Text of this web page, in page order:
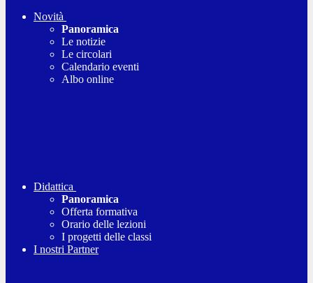
Novità
Panoramica
Le notizie
Le circolari
Calendario eventi
Albo online
Didattica
Panoramica
Offerta formativa
Orario delle lezioni
I progetti delle classi
I nostri Partner